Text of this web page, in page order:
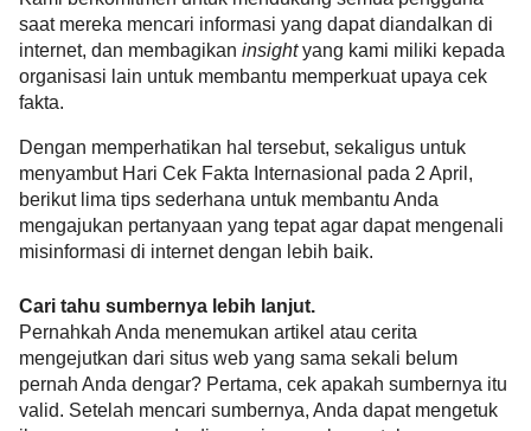
saat mereka mencari informasi yang dapat diandalkan di
internet, dan membagikan insight yang kami miliki kepada
organisasi lain untuk membantu memperkuat upaya cek
fakta.
Dengan memperhatikan hal tersebut, sekaligus untuk
menyambut Hari Cek Fakta Internasional pada 2 April,
berikut lima tips sederhana untuk membantu Anda
mengajukan pertanyaan yang tepat agar dapat mengenali
misinformasi di internet dengan lebih baik.
Cari tahu sumbernya lebih lanjut.
Pernahkah Anda menemukan artikel atau cerita
mengejutkan dari situs web yang sama sekali belum
pernah Anda dengar? Pertama, cek apakah sumbernya itu
valid. Setelah mencari sumbernya, Anda dapat mengetuk